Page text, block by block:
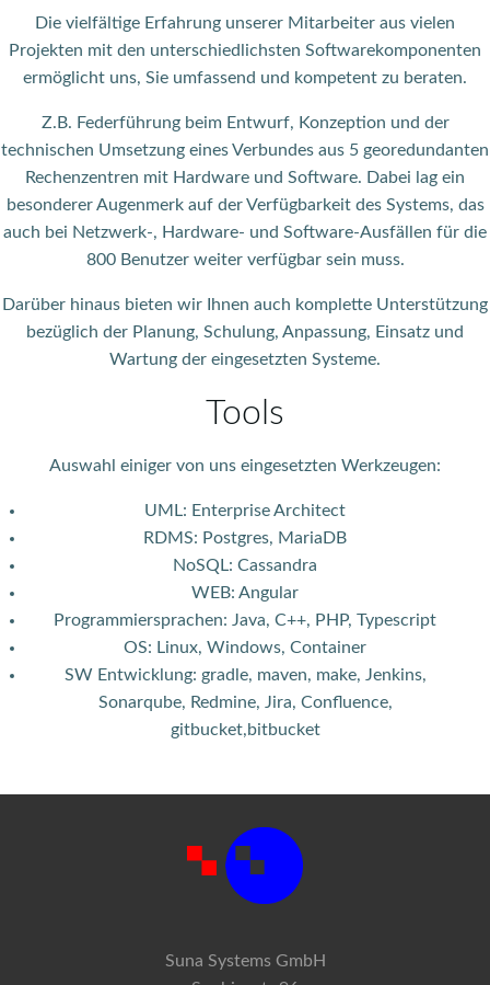
Die vielfältige Erfahrung unserer Mitarbeiter aus vielen
Projekten mit den unterschiedlichsten Softwarekomponenten
ermöglicht uns, Sie umfassend und kompetent zu beraten.
Z.B. Federführung beim Entwurf, Konzeption und der
technischen Umsetzung eines Verbundes aus 5 georedundanten
Rechenzentren mit Hardware und Software. Dabei lag ein
besonderer Augenmerk auf der Verfügbarkeit des Systems, das
auch bei Netzwerk-, Hardware- und Software-Ausfällen für die
800 Benutzer weiter verfügbar sein muss.
Darüber hinaus bieten wir Ihnen auch komplette Unterstützung
bezüglich der Planung, Schulung, Anpassung, Einsatz und
Wartung der eingesetzten Systeme.
Tools
Auswahl einiger von uns eingesetzten Werkzeugen:
UML: Enterprise Architect
RDMS: Postgres, MariaDB
NoSQL: Cassandra
WEB: Angular
Programmiersprachen: Java, C++, PHP, Typescript
OS: Linux, Windows, Container
SW Entwicklung: gradle, maven, make, Jenkins,
Sonarqube, Redmine, Jira, Confluence,
gitbucket,bitbucket
Suna Systems GmbH